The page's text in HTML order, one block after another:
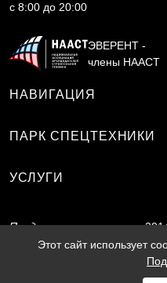
c 8:00 до 20:00
ЭВЕРЕНТ -
члены НААСТ
НАВИГАЦИЯ
ПАРК СПЕЦТЕХНИКИ
УСЛУГИ
Продвижение
сайтаSF.RU
Этот сайт использует